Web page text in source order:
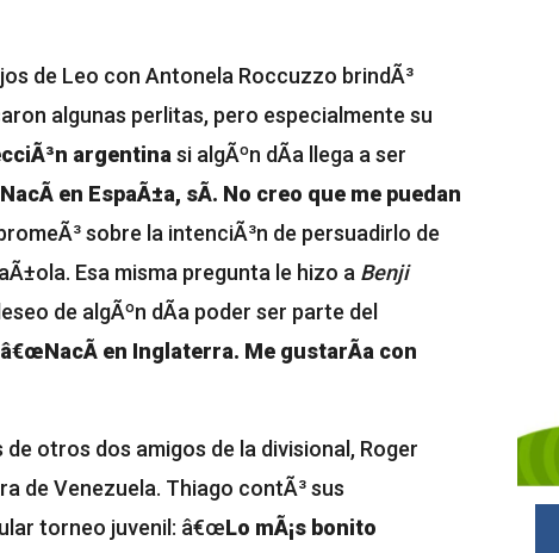
de Leo con Antonela Roccuzzo brindÃ³
algunas perlitas, pero especialmente su
argentina si algÃºn dÃ­a llega a ser
en EspaÃ±a, sÃ­. No creo que me puedan
sobre la intenciÃ³n de persuadirlo de
Esa misma pregunta le hizo a Benji
de algÃºn dÃ­a poder ser parte del
â€œNacÃ­ en Inglaterra. Me gustarÃ­a con
otros dos amigos de la divisional, Roger
de Venezuela. Thiago contÃ³ sus
torneo juvenil: â€œLo mÃ¡s bonito